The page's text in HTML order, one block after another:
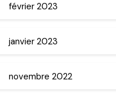
février 2023
janvier 2023
novembre 2022